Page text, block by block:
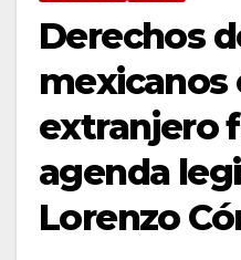
Derechos
mexicanos
extranjero
agenda
Lorenzo